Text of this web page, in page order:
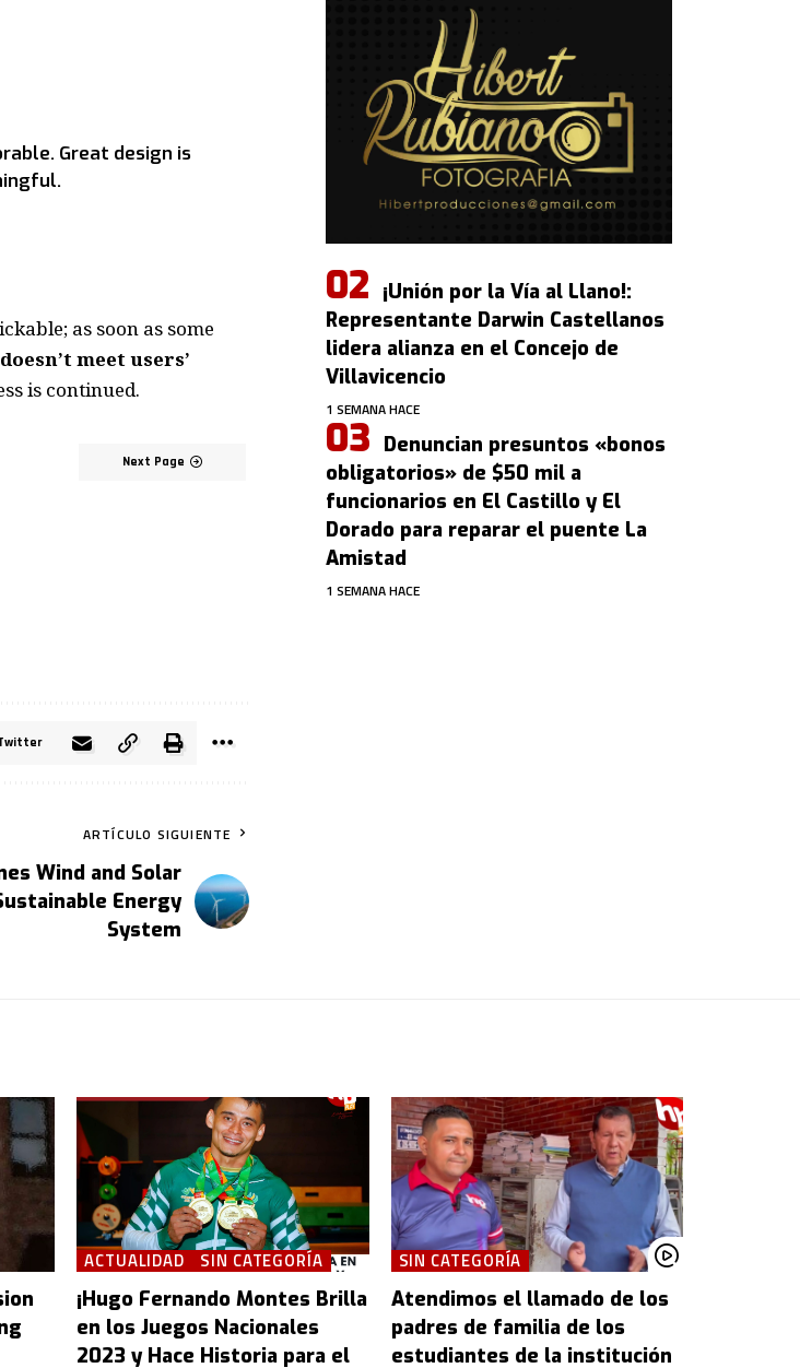
Great design is
as soon as some
meet users’
is continued.
Next Page
ARTÍCULO SIGUIENTE
Wind and Solar
Energy
System
¡Unión por la Vía al Llano!:
Representante Darwin Castellanos
lidera alianza en el Concejo de
Villavicencio
1 SEMANA HACE
Denuncian presuntos «bonos
obligatorios» de $50 mil a
funcionarios en El Castillo y El
Dorado para reparar el puente La
Amistad
1 SEMANA HACE
ACTUALIDAD SIN CATEGORÍA
¡Hugo Fernando Montes Brilla
en los Juegos Nacionales
2023 y Hace Historia para el
SIN CATEGORÍA
Atendimos el llamado de los
padres de familia de los
estudiantes de la institución